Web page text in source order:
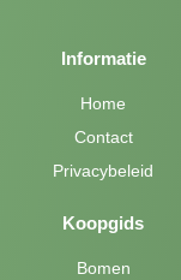
Informatie
Home
Contact
Privacybeleid
Koopgids
Bomen